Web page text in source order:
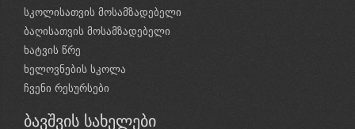
სკოლისათვის მოსამზადებელი
ბაღისათვის მოსამზადებელი
ხატვის წრე
ხელოვნების სკოლა
ჩვენი რესურსები
ბავშვის სახელები